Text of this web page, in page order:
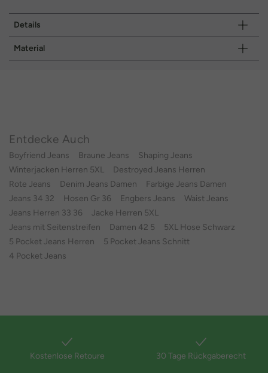
Details
Material
Entdecke Auch
Boyfriend Jeans Braune Jeans
Shaping Jeans
Winterjacken Herren 5XL
Destroyed Jeans Herren
Rote Jeans
Denim Jeans Damen
Farbige Jeans Damen
Jeans 34 32
Hosen Gr 36 Engbers Jeans
Waist Jeans
Jeans Herren 33 36
Jacke Herren 5XL
Jeans mit Seitenstreifen
Damen 42 5
5XL Hose Schwarz
5 Pocket Jeans Herren
5 Pocket Jeans Schnitt
4 Pocket Jeans
Kostenlose Retoure 30 Tage Rückgaberecht